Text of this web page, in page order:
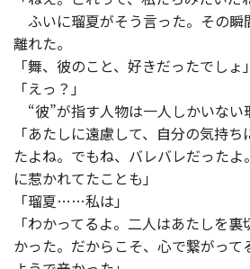
ふいに瑠夏がそう言った。その瞬
離れた。
「舞、彼のこと、好きだったでしょ」
「えっ？」
“彼”が指す人物は一人しかいない――
「あたしに遠慮して、自分の気持
たよね。でもね、バレバレだった
に惹かれてたことも」
「瑠夏……私は」
「わかってるよ。二人はあたしを
かった。だからこそ、心で繋がって